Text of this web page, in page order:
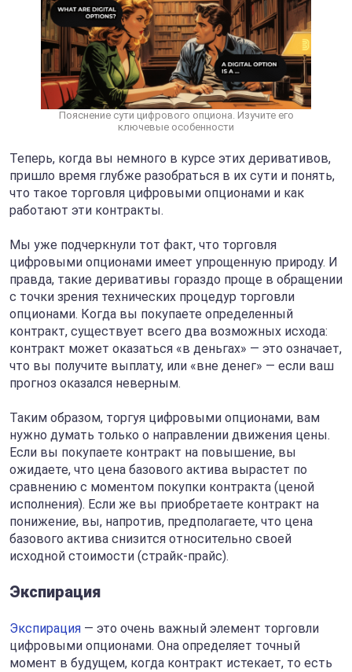
Пояснение сути цифрового опциона. Изучите его
ключевые особенности
Теперь, когда вы немного в курсе этих деривативов,
пришло время глубже разобраться в их сути и понять,
что такое торговля цифровыми опционами и как
работают эти контракты.
Мы уже подчеркнули тот факт, что торговля
цифровыми опционами имеет упрощенную природу. И
правда, такие деривативы гораздо проще в обращении
с точки зрения технических процедур торговли
опционами. Когда вы покупаете определенный
контракт, существует всего два возможных исхода:
контракт может оказаться «в деньгах» — это означает,
что вы получите выплату, или «вне денег» — если ваш
прогноз оказался неверным.
Таким образом, торгуя цифровыми опционами, вам
нужно думать только о направлении движения цены.
Если вы покупаете контракт на повышение, вы
ожидаете, что цена базового актива вырастет по
сравнению с моментом покупки контракта (ценой
исполнения). Если же вы приобретаете контракт на
понижение, вы, напротив, предполагаете, что цена
базового актива снизится относительно своей
исходной стоимости (страйк-прайс).
Экспирация
Экспирация — это очень важный элемент торговли
цифровыми опционами. Она определяет точный
момент в будущем, когда контракт истекает, то есть